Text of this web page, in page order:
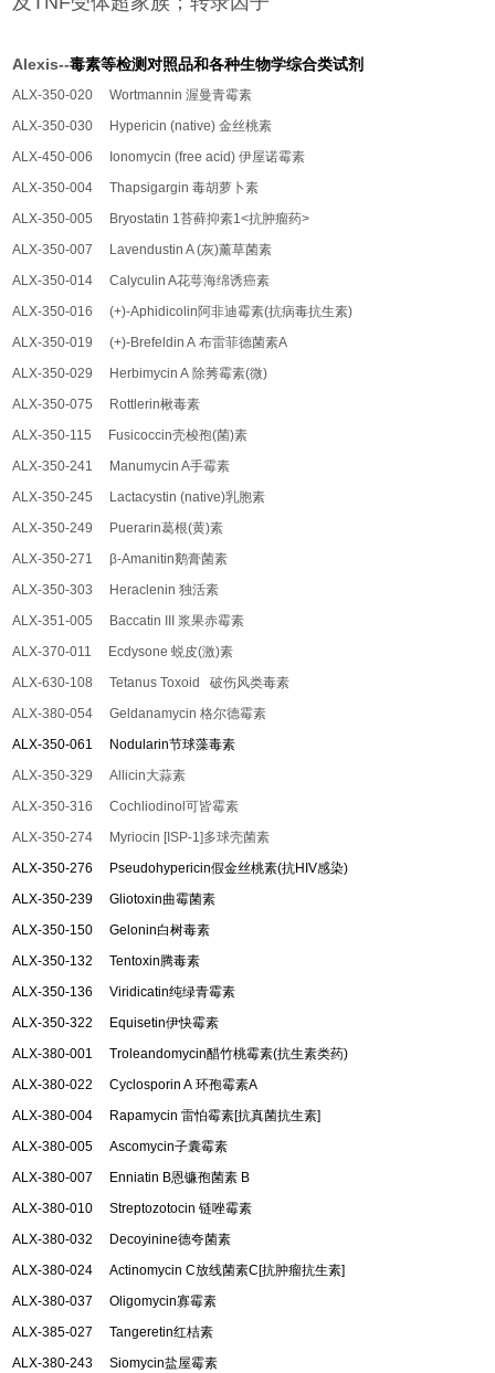
Alexis--毒素等检测对照品和各种生物学综合类试剂
ALX-350-020 Wortmannin渥曼青霉素
ALX-350-030 Hypericin (native) 金丝桃素
ALX-450-006 Ionomycin (free acid)伊屋诺霉素
ALX-350-004 Thapsigargin毒胡萝卜素
ALX-350-005 Bryostatin 1苔藓抑素1<抗肿瘤药>
ALX-350-007 Lavendustin A (灰)薰草菌素
ALX-350-014 Calyculin A花萼海绵诱癌素
ALX-350-016 (+)-Aphidicolin阿非迪霉素(抗病毒抗生素)
ALX-350-019 (+)-Brefeldin A布雷菲德菌素A
ALX-350-029 Herbimycin A 除莠霉素(微)
ALX-350-075 Rottlerin楸毒素
ALX-350-115 Fusicoccin壳梭孢(菌)素
ALX-350-241 Manumycin A手霉素
ALX-350-245 Lactacystin (native)乳胞素
ALX-350-249 Puerarin葛根(黄)素
ALX-350-271β-Amanitin鹅膏菌素
ALX-350-303 Heraclenin独活素
ALX-351-005 Baccatin III浆果赤霉素
ALX-370-011 Ecdysone蜕皮(激)素
ALX-630-108 Tetanus Toxoid破伤风类毒素
ALX-380-054 Geldanamycin格尔德霉素
ALX-350-061 Nodularin节球藻毒素
ALX-350-329 Allicin大蒜素
ALX-350-316 Cochliodinol可皆霉素
ALX-350-274 Myriocin [ISP-1]多球壳菌素
ALX-350-276 Pseudohypericin假金丝桃素(抗HIV感染)
ALX-350-239 Gliotoxin曲霉菌素
ALX-350-150 Gelonin白树毒素
ALX-350-132 Tentoxin腾毒素
ALX-350-136 Viridicatin纯绿青霉素
ALX-350-322 Equisetin伊快霉素
ALX-380-001 Troleandomycin醋竹桃霉素(抗生素类药)
ALX-380-022 Cyclosporin A环孢霉素A
ALX-380-004 Rapamycin雷怕霉素[抗真菌抗生素]
ALX-380-005 Ascomycin子囊霉素
ALX-380-007 Enniatin B恩镰孢菌素 B
ALX-380-010 Streptozotocin链唑霉素
ALX-380-032 Decoyinine德夸菌素
ALX-380-024 Actinomycin C放线菌素C[抗肿瘤抗生素]
ALX-380-037 Oligomycin寡霉素
ALX-385-027 Tangeretin红桔素
ALX-380-243 Siomycin盐屋霉素